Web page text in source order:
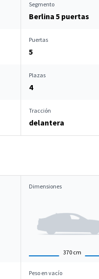
Segmento
Berlina 5 puertas
Puertas
5
Plazas
4
Tracción
delantera
Dimensiones
370 cm
Peso en vacío